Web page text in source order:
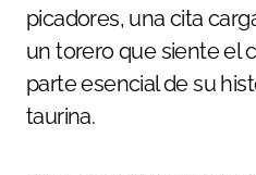
picadores, una cita
un torero que siente el
parte esencial de su
taurina.